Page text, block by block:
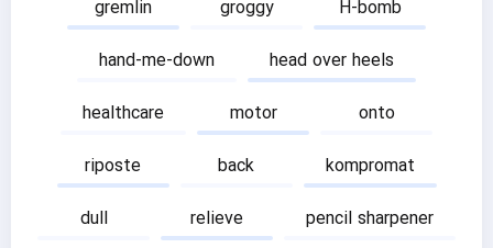
gremlin groggy
H-bomb
hand-me-down
head over heels
healthcare
motor
onto
riposte
back
kompromat
dull
relieve
pencil sharpener